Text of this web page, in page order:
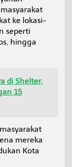
ke lokasi-
seperti
hingga
di Shelter,
15
mereka
Kota